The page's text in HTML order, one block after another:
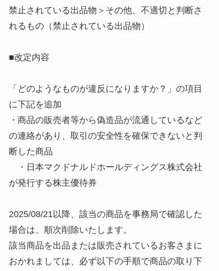
禁止されている出品物＞その他、不適切と判断さ
れるもの（禁止されている出品物）
■改定内容
「どのようなものが違反になりますか？」の項目
に下記を追加
・商品の販売者等から偽造品が流通しているなど
の連絡があり、取引の安全性を確保できないと判
断した商品
・日本マクドナルドホールディングス株式会社
が発行する株主優待券
2025/08/21以降、該当の商品を事務局で確認した
場合は、順次削除いたします。
該当商品を出品または販売されているお客さまに
おかれましては、必ず以下の手順で商品の取り下